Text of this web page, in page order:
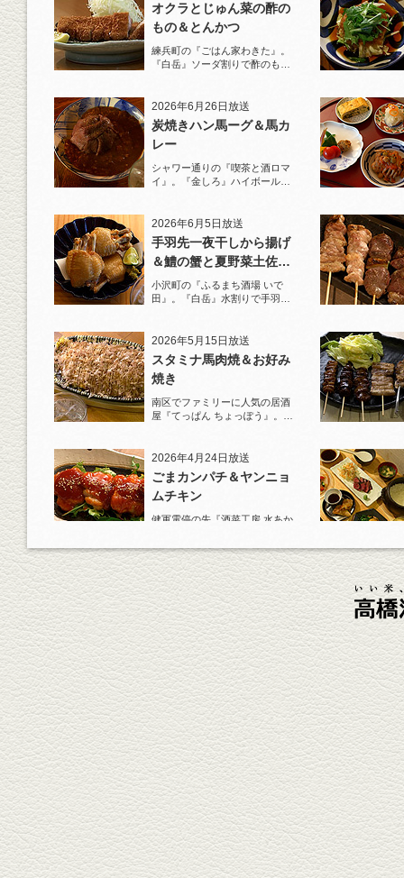
オクラとじゅん菜の酢の
もの＆とんかつ
練兵町の『ごはん家わきた』。
『白岳』ソーダ割りで酢のもの
2026年6月26日放送
炭焼きハン馬ーグ＆馬カ
レー
シャワー通りの『喫茶と酒ロマ
イ』。『金しろ』ハイボールで
2026年6月5日放送
手羽先一夜干しから揚げ
＆鱧の蟹と夏野菜土佐酢
ジュレがけ
小沢町の『ふるまち酒場 いで
田』。『白岳』水割りで手羽先
2026年5月15日放送
スタミナ馬肉焼＆お好み
焼き
南区でファミリーに人気の居酒
屋『てっぱん ちょっぽう』。王
2026年4月24日放送
ごまカンパチ＆ヤンニョ
ムチキン
健軍電停の先『酒菜工房 水あか
杯！まずは『ごまカンパチ』を
肴に。
2026年4月3日放送
元祖 鶏焼売＆牛テールの
土鍋めし
健軍電停そば『湯気立つ料理』
が名物の『yuge(ゆげ)』へ。
『白岳』を使った『旨み緑茶
割』で乾杯！
2026年3月13日放送
焼鳥おまかせ８本
健軍自衛隊通り『焼鳥 菖蒲谷』
で最高級の焼鳥を味わう。『銀
しろ...
2026年2月20日放送
1000円で飲めますｾｯﾄ＆
至福のﾊﾑｶﾂ など
東区の健軍電停のそば『居酒屋